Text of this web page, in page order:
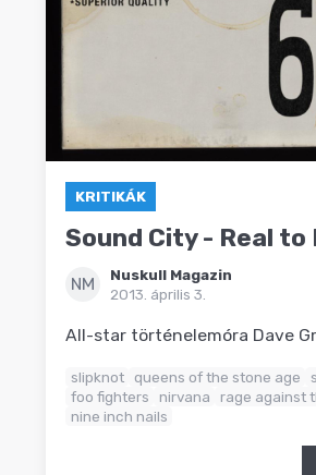
KRITIKÁK
Sound City - Real to
NM
Nuskull Magazin
2013. április 3.
All-star történelemóra Dave
slipknot queens of the stone age
foo fighters
nirvana
rage against
nine inch nails